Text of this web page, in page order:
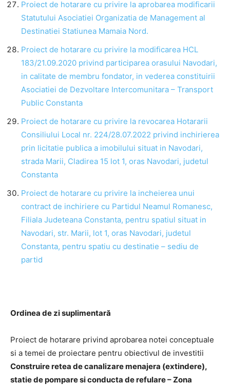
Proiect de hotarare cu privire la aprobarea modificarii
Statutului Asociatiei Organizatia de Management al
Destinatiei Statiunea Mamaia Nord.
Proiect de hotarare cu privire la modificarea HCL
183/21.09.2020 privind participarea orasului Navodari,
in calitate de membru fondator, in vederea constituirii
Asociatiei de Dezvoltare Intercomunitara – Transport
Public Constanta
Proiect de hotarare cu privire la revocarea Hotararii
Consiliului Local nr. 224/28.07.2022 privind inchirierea
prin licitatie publica a imobilului situat in Navodari,
strada Marii, Cladirea 15 lot 1, oras Navodari, judetul
Constanta
Proiect de hotarare cu privire la incheierea unui
contract de inchiriere cu Partidul Neamul Romanesc,
Filiala Judeteana Constanta, pentru spatiul situat in
Navodari, str. Marii, lot 1, oras Navodari, judetul
Constanta, pentru spatiu cu destinatie – sediu de
partid
Ordinea de zi suplimentară
Proiect de hotarare privind aprobarea notei conceptuale
si a temei de proiectare pentru obiectivul de investitii
Construire retea de canalizare menajera (extindere),
statie de pompare si conducta de refulare – Zona